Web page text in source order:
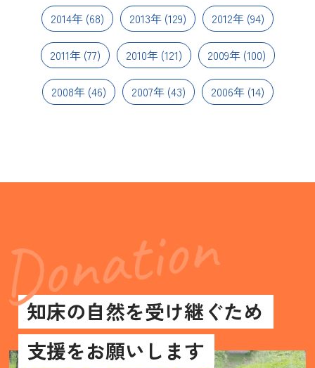
2014年 (68) 2013年 (129) 2012年 (94)
2011年(77) 2010年(121) 2009年(100)
2008年(46) 2007年(43) 2006年(14)
知床の自然を受け継ぐため
支援をお願いします